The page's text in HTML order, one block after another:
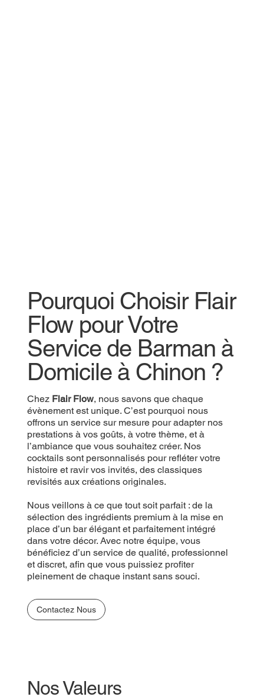
Pourquoi Choisir Flair
Flow pour Votre
Service de Barman à
Domicile à Chinon ?
Chez Flair Flow, nous savons que chaque
évènement est unique. C’est pourquoi nous
offrons un service sur mesure pour adapter nos
prestations à vos goûts, à votre thème, et à
l’ambiance que vous souhaitez créer. Nos
cocktails sont personnalisés pour refléter votre
histoire et ravir vos invités, des classiques
revisités aux créations originales.
Nous veillons à ce que tout soit parfait : de la
sélection des ingrédients premium à la mise en
place d’un bar élégant et parfaitement intégré
dans votre décor. Avec notre équipe, vous
bénéficiez d’un service de qualité, professionnel
et discret, afin que vous puissiez profiter
pleinement de chaque instant sans souci.
Contactez Nous
Nos Valeurs